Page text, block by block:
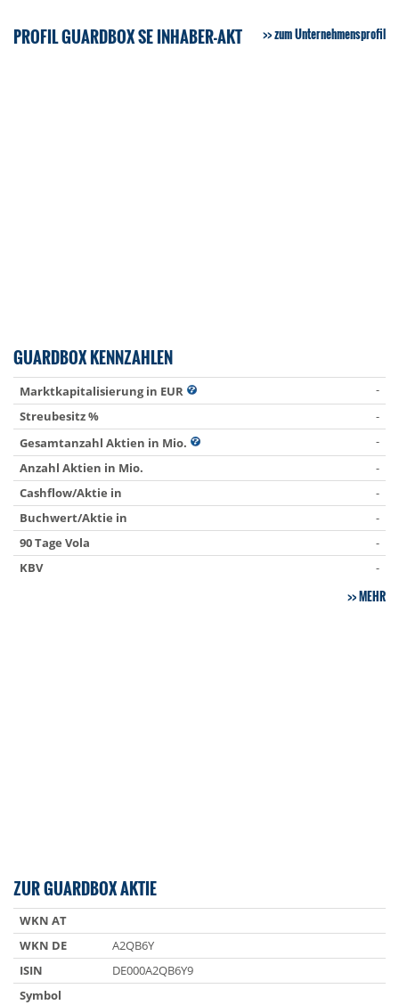
PROFIL GUARDBOX SE INHABER-AKT zum Unternehmensprofil
GUARDBOX KENNZAHLEN
Marktkapitalisierung in EUR
-
Streubesitz %
-
Gesamtanzahl Aktien in Mio.
-
Anzahl Aktien in Mio.
-
Cashflow/Aktie in
-
Buchwert/Aktie in
-
90 Tage Vola
-
KBV
-
MEHR
ZUR GUARDBOX AKTIE
WKN AT
WKN DE
A2QB6Y
ISIN
DE000A2QB6Y9
Symbol